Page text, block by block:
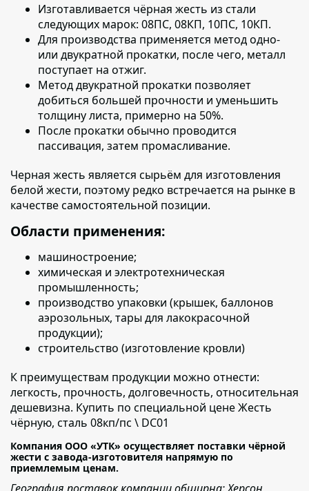
Изготавливается чёрная жесть из стали
следующих марок: 08ПС, 08КП, 10ПС, 10КП.
Для производства применяется метододно-
или двукратной прокатки, после чего, металл
поступает на отжиг.
Метод двукратной прокатки позволяет
добиться большей прочности и уменьшить
толщину листа, примерно на 50%.
После прокатки обычно проводится
пассивация, затем промасливание.
Черная жесть является сырьём для изготовления
белой жести, поэтому редко встречается на рынке в
качестве самостоятельной позиции.
Области применения:
машиностроение;
химическая и электротехническая
промышленность;
производство упаковки (крышек, баллонов
аэрозольных, тары для лакокрасочной
продукции);
строительство (изготовление кровли)
К преимуществам продукции можно отнести:
легкость, прочность, долговечность, относительная
дешевизна. Купить по специальной цене Жесть
чёрную, сталь 08кп/пс \ DC01
Компания ООО «УТК» осуществляет поставки чёрной
жести с завода-изготовителя напрямую по
приемлемым ценам.
География поставок компании обширна: Херсон,